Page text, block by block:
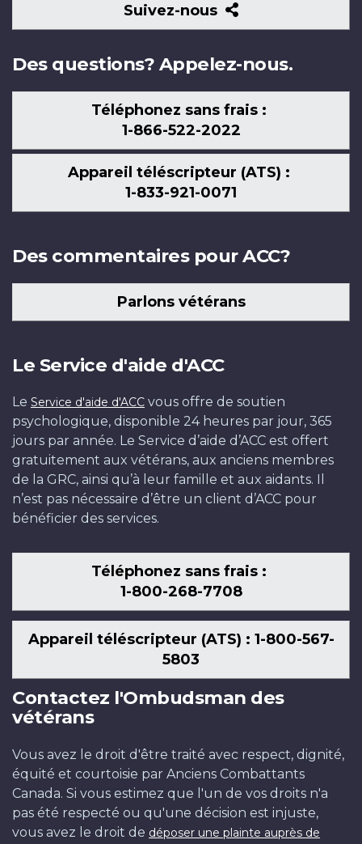
Suivez-nous
Suivez-
nous
Des questions? Appelez-nous.
Téléphonez sans frais :
1-866-522-2022
Appareil téléscripteur (ATS) :
1-833-921-0071
Des commentaires pour ACC?
Parlons vétérans
Le Service d'aide d'ACC
Le Service d'aide d'ACC vous offre de soutien
psychologique, disponible 24 heures par jour, 365
jours par année. Le Service d’aide d’ACC est offert
gratuitement aux vétérans, aux anciens membres
de la GRC, ainsi qu’à leur famille et aux aidants. Il
n’est pas nécessaire d’être un client d’ACC pour
bénéficier des services.
Téléphonez sans frais :
1-800-268-7708
Appareil téléscripteur (ATS) : 1-800-567-
5803
Contactez l'Ombudsman des
vétérans
Vous avez le droit d'être traité avec respect, dignité,
équité et courtoisie par Anciens Combattants
Canada. Si vous estimez que l'un de vos droits n'a
pas été respecté ou qu'une décision est injuste,
vous avez le droit de déposer une plainte auprès de